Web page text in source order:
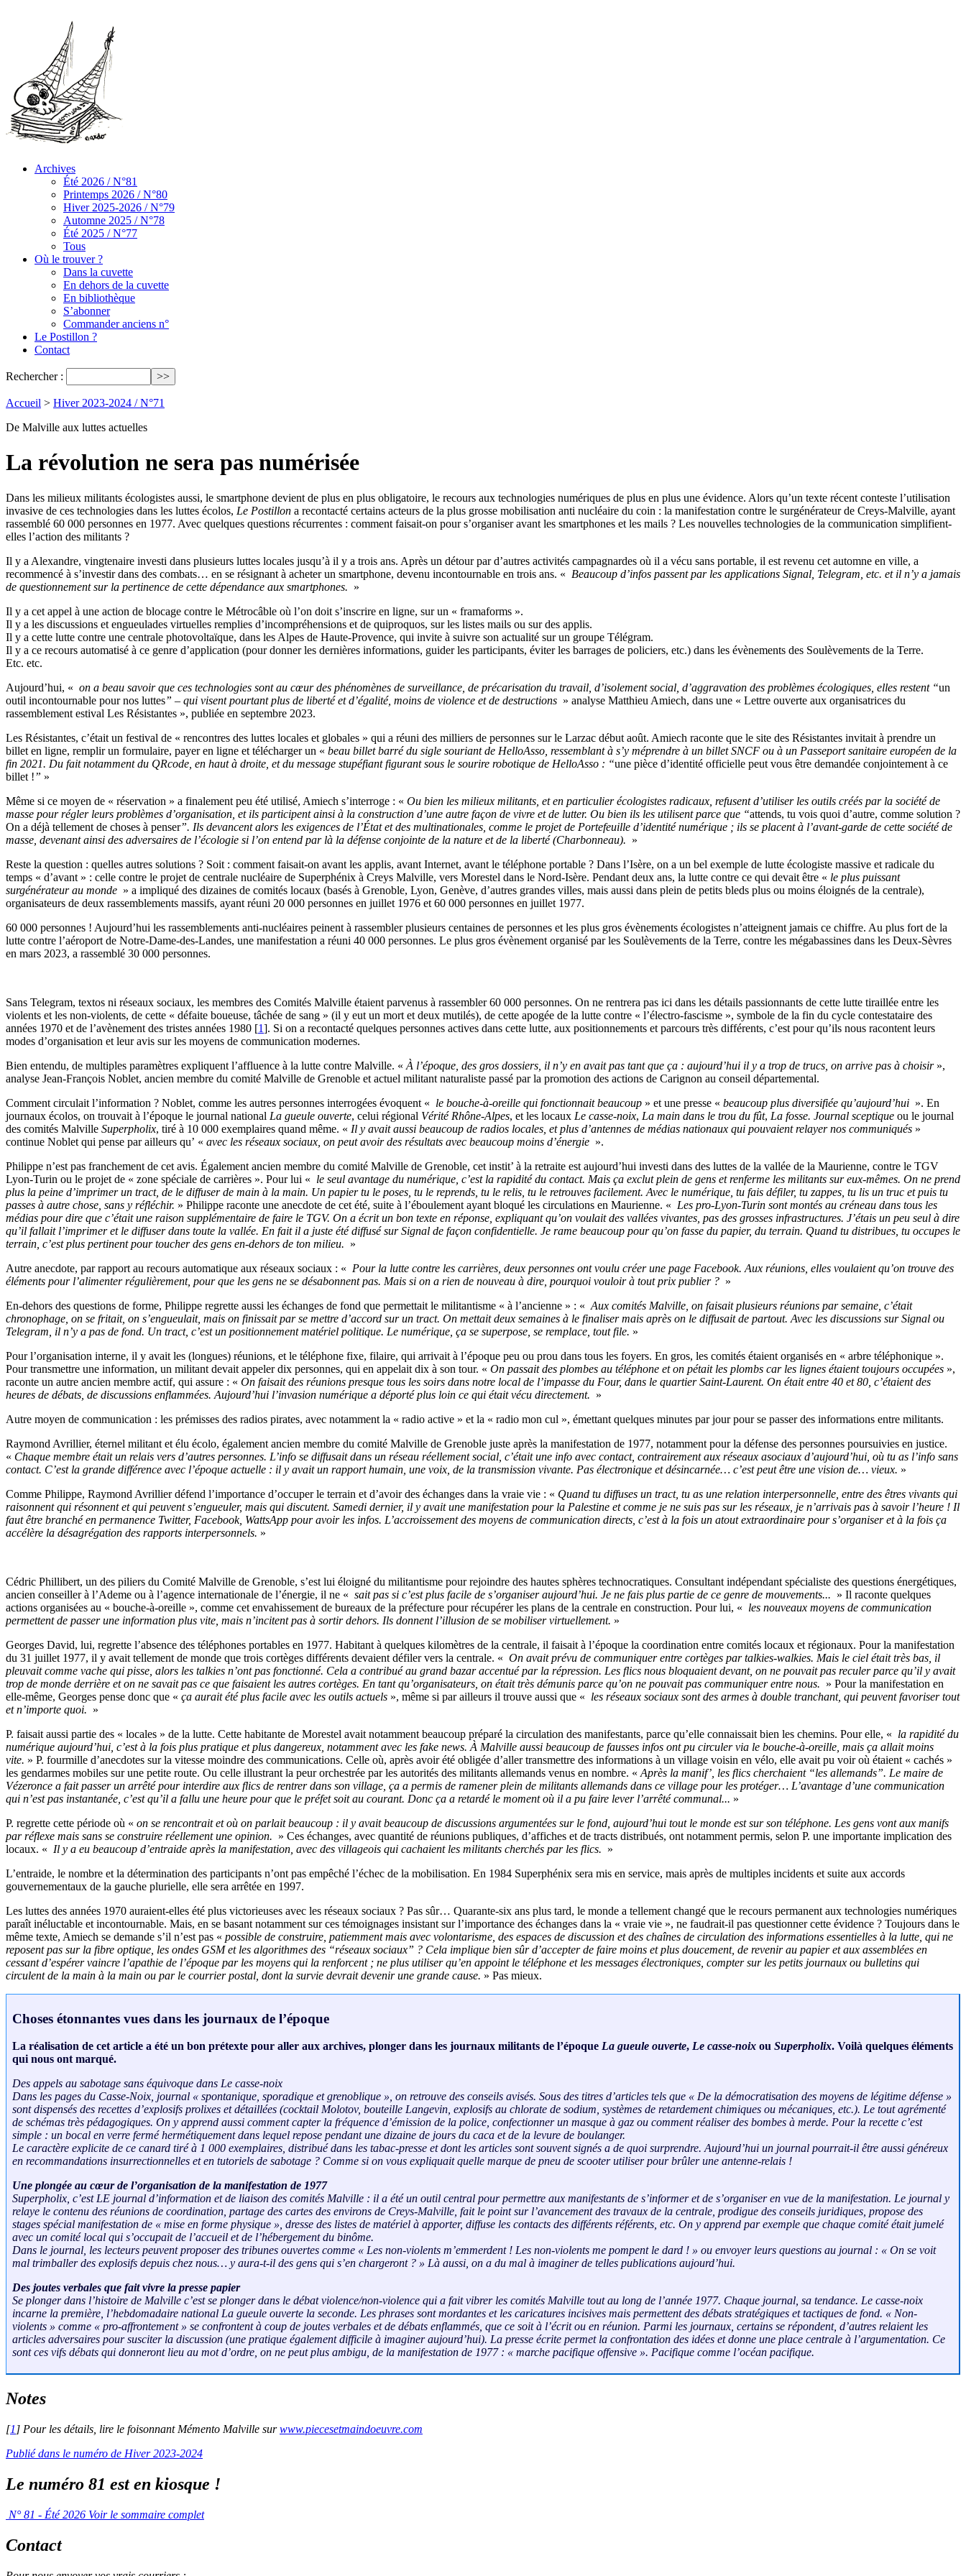
Archives
Été 2026 / N°81
Printemps 2026 / N°80
Hiver 2025-2026 / N°79
Automne 2025 / N°78
Été 2025 / N°77
Tous
Où le trouver ?
Dans la cuvette
En dehors de la cuvette
En bibliothèque
S’abonner
Commander anciens n°
Le Postillon ?
Contact
Rechercher :
Accueil > Hiver 2023-2024 / N°71
De Malville aux luttes actuelles
La révolution ne sera pas numérisée
Dans les milieux militants écologistes aussi, le smartphone devient de plus en plus obligatoire, le recours aux technologies numériques de plus en plus une évidence. Alors qu’un texte récent conteste l’utilisation
invasive de ces technologies dans les luttes écolos, Le Postillon a recontacté certains acteurs de la plus grosse mobilisation anti nucléaire du coin : la manifestation contre le surgénérateur de Creys-Malville, ayant
rassemblé 60 000 personnes en 1977. Avec quelques questions récurrentes : comment faisait-on pour s’organiser avant les smartphones et les mails ? Les nouvelles technologies de la communication simplifient-
elles l’action des militants ?
Il y a Alexandre, vingtenaire investi dans plusieurs luttes locales jusqu’à il y a trois ans. Après un détour par d’autres activités campagnardes où il a vécu sans portable, il est revenu cet automne en ville, a
recommencé à s’investir dans des combats… en se résignant à acheter un smartphone, devenu incontournable en trois ans. « Beaucoup d’infos passent par les applications Signal, Telegram, etc. et il n’y a jamais
de questionnement sur la pertinence de cette dépendance aux smartphones. »
Il y a cet appel à une action de blocage contre le Métrocâble où l’on doit s’inscrire en ligne, sur un « framaforms ».
Il y a les discussions et engueulades virtuelles remplies d’incompréhensions et de quiproquos, sur les listes mails ou sur des applis.
Il y a cette lutte contre une centrale photovoltaïque, dans les Alpes de Haute-Provence, qui invite à suivre son actualité sur un groupe Télégram.
Il y a ce recours automatisé à ce genre d’application (pour donner les dernières informations, guider les participants, éviter les barrages de policiers, etc.) dans les évènements des Soulèvements de la Terre.
Etc. etc.
Aujourd’hui, « on a beau savoir que ces technologies sont au cœur des phénomènes de surveillance, de précarisation du travail, d’isolement social, d’aggravation des problèmes écologiques, elles restent “un
outil incontournable pour nos luttes” – qui visent pourtant plus de liberté et d’égalité, moins de violence et de destructions » analyse Matthieu Amiech, dans une « Lettre ouverte aux organisatrices du
rassemblement estival Les Résistantes », publiée en septembre 2023.
Les Résistantes, c’était un festival de « rencontres des luttes locales et globales » qui a réuni des milliers de personnes sur le Larzac début août. Amiech raconte que le site des Résistantes invitait à prendre un
billet en ligne, remplir un formulaire, payer en ligne et télécharger un « beau billet barré du sigle souriant de HelloAsso, ressemblant à s’y méprendre à un billet SNCF ou à un Passeport sanitaire européen de la
fin 2021. Du fait notamment du QRcode, en haut à droite, et du message stupéfiant figurant sous le sourire robotique de HelloAsso : “une pièce d’identité officielle peut vous être demandée conjointement à ce
billet !” »
Même si ce moyen de « réservation » a finalement peu été utilisé, Amiech s’interroge : « Ou bien les milieux militants, et en particulier écologistes radicaux, refusent d’utiliser les outils créés par la société de
masse pour régler leurs problèmes d’organisation, et ils participent ainsi à la construction d’une autre façon de vivre et de lutter. Ou bien ils les utilisent parce que “attends, tu vois quoi d’autre, comme solution ?
On a déjà tellement de choses à penser”. Ils devancent alors les exigences de l’État et des multinationales, comme le projet de Portefeuille d’identité numérique ; ils se placent à l’avant-garde de cette société de
masse, devenant ainsi des adversaires de l’écologie si l’on entend par là la défense conjointe de la nature et de la liberté (Charbonneau). »
Reste la question : quelles autres solutions ? Soit : comment faisait-on avant les applis, avant Internet, avant le téléphone portable ? Dans l’Isère, on a un bel exemple de lutte écologiste massive et radicale du
temps « d’avant » : celle contre le projet de centrale nucléaire de Superphénix à Creys Malville, vers Morestel dans le Nord-Isère. Pendant deux ans, la lutte contre ce qui devait être « le plus puissant
surgénérateur au monde » a impliqué des dizaines de comités locaux (basés à Grenoble, Lyon, Genève, d’autres grandes villes, mais aussi dans plein de petits bleds plus ou moins éloignés de la centrale),
organisateurs de deux rassemblements massifs, ayant réuni 20 000 personnes en juillet 1976 et 60 000 personnes en juillet 1977.
60 000 personnes ! Aujourd’hui les rassemblements anti-nucléaires peinent à rassembler plusieurs centaines de personnes et les plus gros évènements écologistes n’atteignent jamais ce chiffre. Au plus fort de la
lutte contre l’aéroport de Notre-Dame-des-Landes, une manifestation a réuni 40 000 personnes. Le plus gros évènement organisé par les Soulèvements de la Terre, contre les mégabassines dans les Deux-Sèvres
en mars 2023, a rassemblé 30 000 personnes.
Sans Telegram, textos ni réseaux sociaux, les membres des Comités Malville étaient parvenus à rassembler 60 000 personnes. On ne rentrera pas ici dans les détails passionnants de cette lutte tiraillée entre les
violents et les non-violents, de cette « défaite boueuse, tâchée de sang » (il y eut un mort et deux mutilés), de cette apogée de la lutte contre « l’électro-fascisme », symbole de la fin du cycle contestataire des
années 1970 et de l’avènement des tristes années 1980 [1]. Si on a recontacté quelques personnes actives dans cette lutte, aux positionnements et parcours très différents, c’est pour qu’ils nous racontent leurs
modes d’organisation et leur avis sur les moyens de communication modernes.
Bien entendu, de multiples paramètres expliquent l’affluence à la lutte contre Malville. « À l’époque, des gros dossiers, il n’y en avait pas tant que ça : aujourd’hui il y a trop de trucs, on arrive pas à choisir»,
analyse Jean-François Noblet, ancien membre du comité Malville de Grenoble et actuel militant naturaliste passé par la promotion des actions de Carignon au conseil départemental.
Comment circulait l’information ? Noblet, comme les autres personnes interrogées évoquent « le bouche-à-oreille qui fonctionnait beaucoup » et une presse « beaucoup plus diversifiée qu’aujourd’hui ». En
journaux écolos, on trouvait à l’époque le journal national La gueule ouverte, celui régional Vérité Rhône-Alpes, et les locaux Le casse-noix, La main dans le trou du fût, La fosse. Journal sceptique ou le journal
des comités Malville Superpholix, tiré à 10 000 exemplaires quand même. « Il y avait aussi beaucoup de radios locales, et plus d’antennes de médias nationaux qui pouvaient relayer nos communiqués »
continue Noblet qui pense par ailleurs qu’ « avec les réseaux sociaux, on peut avoir des résultats avec beaucoup moins d’énergie ».
Philippe n’est pas franchement de cet avis. Également ancien membre du comité Malville de Grenoble, cet instit’ à la retraite est aujourd’hui investi dans des luttes de la vallée de la Maurienne, contre le TGV
Lyon-Turin ou le projet de « zone spéciale de carrières ». Pour lui « le seul avantage du numérique, c’est la rapidité du contact. Mais ça exclut plein de gens et renferme les militants sur eux-mêmes. On ne prend
plus la peine d’imprimer un tract, de le diffuser de main à la main. Un papier tu le poses, tu le reprends, tu le relis, tu le retrouves facilement. Avec le numérique, tu fais défiler, tu zappes, tu lis un truc et puis tu
passes à autre chose, sans y réfléchir. » Philippe raconte une anecdote de cet été, suite à l’éboulement ayant bloqué les circulations en Maurienne. « Les pro-Lyon-Turin sont montés au créneau dans tous les
médias pour dire que c’était une raison supplémentaire de faire le TGV. On a écrit un bon texte en réponse, expliquant qu’on voulait des vallées vivantes, pas des grosses infrastructures. J’étais un peu seul à dire
qu’il fallait l’imprimer et le diffuser dans toute la vallée. En fait il a juste été diffusé sur Signal de façon confidentielle. Je rame beaucoup pour qu’on fasse du papier, du terrain. Quand tu distribues, tu occupes le
terrain, c’est plus pertinent pour toucher des gens en-dehors de ton milieu. »
Autre anecdote, par rapport au recours automatique aux réseaux sociaux : « Pour la lutte contre les carrières, deux personnes ont voulu créer une page Facebook. Aux réunions, elles voulaient qu’on trouve des
éléments pour l’alimenter régulièrement, pour que les gens ne se désabonnent pas. Mais si on a rien de nouveau à dire, pourquoi vouloir à tout prix publier ? »
En-dehors des questions de forme, Philippe regrette aussi les échanges de fond que permettait le militantisme « à l’ancienne » : « Aux comités Malville, on faisait plusieurs réunions par semaine, c’était
chronophage, on se fritait, on s’engueulait, mais on finissait par se mettre d’accord sur un tract. On mettait deux semaines à le finaliser mais après on le diffusait de partout. Avec les discussions sur Signal ou
Telegram, il n’y a pas de fond. Un tract, c’est un positionnement matériel politique. Le numérique, ça se superpose, se remplace, tout file. »
Pour l’organisation interne, il y avait les (longues) réunions, et le téléphone fixe, filaire, qui arrivait à l’époque peu ou prou dans tous les foyers. En gros, les comités étaient organisés en « arbre téléphonique ».
Pour transmettre une information, un militant devait appeler dix personnes, qui en appelait dix à son tour. « On passait des plombes au téléphone et on pétait les plombs car les lignes étaient toujours occupées »,
raconte un autre ancien membre actif, qui assure : « On faisait des réunions presque tous les soirs dans notre local de l’impasse du Four, dans le quartier Saint-Laurent. On était entre 40 et 80, c’étaient des
heures de débats, de discussions enflammées. Aujourd’hui l’invasion numérique a déporté plus loin ce qui était vécu directement. »
Autre moyen de communication : les prémisses des radios pirates, avec notamment la « radio active » et la « radio mon cul », émettant quelques minutes par jour pour se passer des informations entre militants.
Raymond Avrillier, éternel militant et élu écolo, également ancien membre du comité Malville de Grenoble juste après la manifestation de 1977, notamment pour la défense des personnes poursuivies en justice.
« Chaque membre était un relais vers d’autres personnes. L’info se diffusait dans un réseau réellement social, c’était une info avec contact, contrairement aux réseaux asociaux d’aujourd’hui, où tu as l’info sans
contact. C’est la grande différence avec l’époque actuelle : il y avait un rapport humain, une voix, de la transmission vivante. Pas électronique et désincarnée… c’est peut être une vision de… vieux. »
Comme Philippe, Raymond Avrillier défend l’importance d’occuper le terrain et d’avoir des échanges dans la vraie vie : « Quand tu diffuses un tract, tu as une relation interpersonnelle, entre des êtres vivants qui
raisonnent qui résonnent et qui peuvent s’engueuler, mais qui discutent. Samedi dernier, il y avait une manifestation pour la Palestine et comme je ne suis pas sur les réseaux, je n’arrivais pas à savoir l’heure ! Il
faut être branché en permanence Twitter, Facebook, WattsApp pour avoir les infos. L’accroissement des moyens de communication directs, c’est à la fois un atout extraordinaire pour s’organiser et à la fois ça
accélère la désagrégation des rapports interpersonnels. »
Cédric Phillibert, un des piliers du Comité Malville de Grenoble, s’est lui éloigné du militantisme pour rejoindre des hautes sphères technocratiques. Consultant indépendant spécialiste des questions énergétiques,
ancien conseiller à l’Ademe ou à l’agence internationale de l’énergie, il ne « sait pas si c’est plus facile de s’organiser aujourd’hui. Je ne fais plus partie de ce genre de mouvements... » Il raconte quelques
actions organisées au « bouche-à-oreille », comme cet envahissement de bureaux de la préfecture pour récupérer les plans de la centrale en construction. Pour lui, « les nouveaux moyens de communication
permettent de passer une information plus vite, mais n’incitent pas à sortir dehors. Ils donnent l’illusion de se mobiliser virtuellement. »
Georges David, lui, regrette l’absence des téléphones portables en 1977. Habitant à quelques kilomètres de la centrale, il faisait à l’époque la coordination entre comités locaux et régionaux. Pour la manifestation
du 31 juillet 1977, il y avait tellement de monde que trois cortèges différents devaient défiler vers la centrale. « On avait prévu de communiquer entre cortèges par talkies-walkies. Mais le ciel était très bas, il
pleuvait comme vache qui pisse, alors les talkies n’ont pas fonctionné. Cela a contribué au grand bazar accentué par la répression. Les flics nous bloquaient devant, on ne pouvait pas reculer parce qu’il y avait
trop de monde derrière et on ne savait pas ce que faisaient les autres cortèges. En tant qu’organisateurs, on était très démunis parce qu’on ne pouvait pas communiquer entre nous. » Pour la manifestation en
elle-même, Georges pense donc que « ça aurait été plus facile avec les outils actuels », même si par ailleurs il trouve aussi que « les réseaux sociaux sont des armes à double tranchant, qui peuvent favoriser tout
et n’importe quoi. »
P. faisait aussi partie des « locales » de la lutte. Cette habitante de Morestel avait notamment beaucoup préparé la circulation des manifestants, parce qu’elle connaissait bien les chemins. Pour elle, « la rapidité du
numérique aujourd’hui, c’est à la fois plus pratique et plus dangereux, notamment avec les fake news. À Malville aussi beaucoup de fausses infos ont pu circuler via le bouche-à-oreille, mais ça allait moins
vite. » P. fourmille d’anecdotes sur la vitesse moindre des communications. Celle où, après avoir été obligée d’aller transmettre des informations à un village voisin en vélo, elle avait pu voir où étaient « cachés »
les gendarmes mobiles sur une petite route. Ou celle illustrant la peur orchestrée par les autorités des militants allemands venus en nombre. « Après la manif’, les flics cherchaient “les allemands”. Le maire de
Vézeronce a fait passer un arrêté pour interdire aux flics de rentrer dans son village, ça a permis de ramener plein de militants allemands dans ce village pour les protéger… L’avantage d’une communication
qui n’est pas instantanée, c’est qu’il a fallu une heure pour que le préfet soit au courant. Donc ça a retardé le moment où il a pu faire lever l’arrêté communal... »
P. regrette cette période où « on se rencontrait et où on parlait beaucoup : il y avait beaucoup de discussions argumentées sur le fond, aujourd’hui tout le monde est sur son téléphone. Les gens vont aux manifs
par réflexe mais sans se construire réellement une opinion. » Ces échanges, avec quantité de réunions publiques, d’affiches et de tracts distribués, ont notamment permis, selon P. une importante implication des
locaux. « Il y a eu beaucoup d’entraide après la manifestation, avec des villageois qui cachaient les militants cherchés par les flics. »
L’entraide, le nombre et la détermination des participants n’ont pas empêché l’échec de la mobilisation. En 1984 Superphénix sera mis en service, mais après de multiples incidents et suite aux accords
gouvernementaux de la gauche plurielle, elle sera arrêtée en 1997.
Les luttes des années 1970 auraient-elles été plus victorieuses avec les réseaux sociaux ? Pas sûr… Quarante-six ans plus tard, le monde a tellement changé que le recours permanent aux technologies numériques
paraît inéluctable et incontournable. Mais, en se basant notamment sur ces témoignages insistant sur l’importance des échanges dans la « vraie vie », ne faudrait-il pas questionner cette évidence ? Toujours dans le
même texte, Amiech se demande s’il n’est pas « possible de construire, patiemment mais avec volontarisme, des espaces de discussion et des chaînes de circulation des informations essentielles à la lutte, qui ne
reposent pas sur la fibre optique, les ondes GSM et les algorithmes des “réseaux sociaux” ? Cela implique bien sûr d’accepter de faire moins et plus doucement, de revenir au papier et aux assemblées en
cessant d’espérer vaincre l’apathie de l’époque par les moyens qui la renforcent ; ne plus utiliser qu’en appoint le téléphone et les messages électroniques, compter sur les petits journaux ou bulletins qui
circulent de la main à la main ou par le courrier postal, dont la survie devrait devenir une grande cause. » Pas mieux.
Choses étonnantes vues dans les journaux de l’époque
La réalisation de cet article a été un bon prétexte pour aller aux archives, plonger dans les journaux militants de l’époque La gueule ouverte, Le casse-noix ou Superpholix. Voilà quelques éléments
qui nous ont marqué.
Des appels au sabotage sans équivoque dans Le casse-noix
Dans les pages du Casse-Noix , journal « spontanique, sporadique et grenoblique », on retrouve des conseils avisés. Sous des titres d’articles tels que « De la démocratisation des moyens de légitime défense »
sont dispensés des recettes d’explosifs prolixes et détaillées (cocktail Molotov, bouteille Langevin, explosifs au chlorate de sodium, systèmes de retardement chimiques ou mécaniques, etc.). Le tout agrémenté
de schémas très pédagogiques. On y apprend aussi comment capter la fréquence d’émission de la police, confectionner un masque à gaz ou comment réaliser des bombes à merde. Pour la recette c’est
simple : un bocal en verre fermé hermétiquement dans lequel repose pendant une dizaine de jours du caca et de la levure de boulanger.
Le caractère explicite de ce canard tiré à 1 000 exemplaires, distribué dans les tabac-presse et dont les articles sont souvent signés a de quoi surprendre. Aujourd’hui un journal pourrait-il être aussi généreux
en recommandations insurrectionnelles et en tutoriels de sabotage ? Comme si on vous expliquait quelle marque de pneu de scooter utiliser pour brûler une antenne-relais !
Une plongée au cœur de l’organisation de la manifestation de 1977
Superpholix , c’est LE journal d’information et de liaison des comités Malville : il a été un outil central pour permettre aux manifestants de s’informer et de s’organiser en vue de la manifestation. Le journal y
relaye le contenu des réunions de coordination, partage des cartes des environs de Creys-Malville, fait le point sur l’avancement des travaux de la centrale, prodigue des conseils juridiques, propose des
stages spécial manifestation de « mise en forme physique », dresse des listes de matériel à apporter, diffuse les contacts des différents référents, etc. On y apprend par exemple que chaque comité était jumelé
avec un comité local qui s’occupait de l’accueil et de l’hébergement du binôme.
Dans le journal, les lecteurs peuvent proposer des tribunes ouvertes comme « Les non-violents m’emmerdent ! Les non-violents me pompent le dard ! » ou envoyer leurs questions au journal : « On se voit
mal trimballer des explosifs depuis chez nous… y aura-t-il des gens qui s’en chargeront ? » Là aussi, on a du mal à imaginer de telles publications aujourd’hui.
Des joutes verbales que fait vivre la presse papier
Se plonger dans l’histoire de Malville c’est se plonger dans le débat violence/non-violence qui a fait vibrer les comités Malville tout au long de l’année 1977. Chaque journal, sa tendance. Le casse-noix
incarne la première, l’hebdomadaire national La gueule ouverte la seconde. Les phrases sont mordantes et les caricatures incisives mais permettent des débats stratégiques et tactiques de fond. « Non-
violents » comme « pro-affrontement » se confrontent à coup de joutes verbales et de débats enflammés, que ce soit à l’écrit ou en réunion. Parmi les journaux, certains se répondent, d’autres relaient les
articles adversaires pour susciter la discussion (une pratique également difficile à imaginer aujourd’hui). La presse écrite permet la confrontation des idées et donne une place centrale à l’argumentation. Ce
sont ces vifs débats qui donneront lieu au mot d’ordre, on ne peut plus ambigu, de la manifestation de 1977 : « marche pacifique offensive ». Pacifique comme l’océan pacifique.
Notes
[1 ] Pour les détails, lire le foisonnant Mémento Malville surwww.piecesetmaindoeuvre.com
Publié dans le numéro de Hiver 2023-2024
Le numéro 81 est en kiosque !
N° 81 - Été 2026 Voir le sommaire complet
Contact